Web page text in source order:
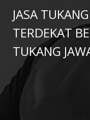
JASA
TERDEKAT
TUKANG